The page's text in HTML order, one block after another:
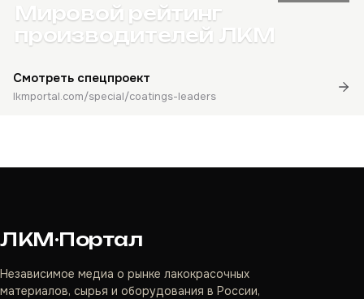
Мировой рейтинг
производителей ЛКМ
Смотреть спецпроект
lkmportal.com/special/coatings-leaders
ЛКМ·Портал
Независимое медиа о рынке лакокрасочных
материалов, сырья и оборудования в России,